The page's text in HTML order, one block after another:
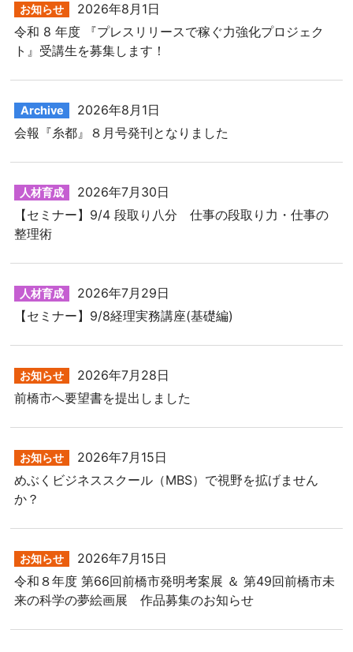
お知らせ
2026年8月1日
令和 8 年度 『プレスリリースで稼ぐ力強化プロジェク
ト』受講生を募集します！
Archive
2026年8月1日
会報『糸都』８月号発刊となりました
人材育成
2026年7月30日
【セミナー】9/4 段取り八分 仕事の段取り力・仕事の
整理術
人材育成
2026年7月29日
【セミナー】9/8経理実務講座(基礎編)
お知らせ
2026年7月28日
前橋市へ要望書を提出しました
お知らせ
2026年7月15日
めぶくビジネススクール（MBS）で視野を拡げません
か？
お知らせ
2026年7月15日
令和８年度 第66回前橋市発明考案展 ＆ 第49回前橋市未
来の科学の夢絵画展 作品募集のお知らせ